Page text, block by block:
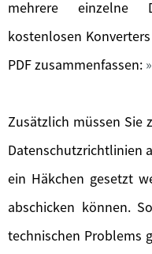
mehrere einzelne
kostenlosen
PDF zusammenfassen:
Zusätzlich müssen Sie
Datenschutzrichtlinien
ein Häkchen gesetzt
abschicken können.
technischen Problems